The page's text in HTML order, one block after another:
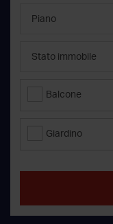
Balcone
Giardino